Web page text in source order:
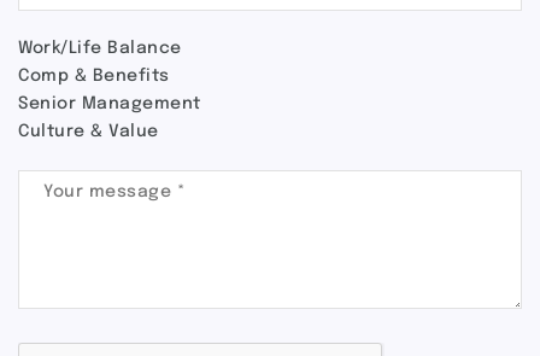
Work/Life Balance
Comp & Benefits
Senior Management
Culture & Value